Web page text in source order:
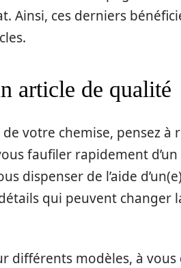
Ainsi, ces derniers
article de qualité
votre chemise, pensez à
faufiler rapidement d’un
dispenser de l’aide d’un(e)
qui peuvent changer
différents modèles, à